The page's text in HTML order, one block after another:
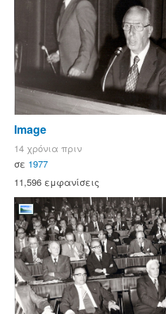
Image
14 χρόνια πριν
σε 1977
11,596 εμφανίσεις